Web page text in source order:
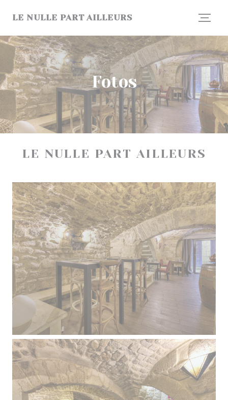
LE NULLE PART AILLEURS
Fotos
LE NULLE PART AILLEURS